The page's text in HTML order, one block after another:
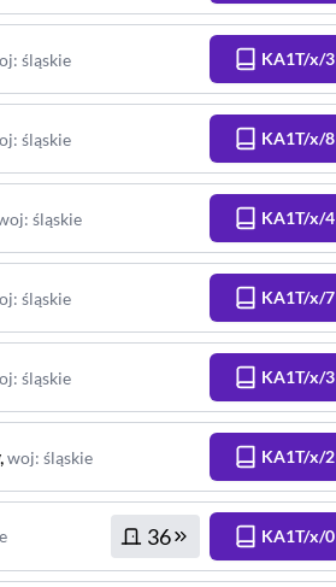
: śląskie KA1T/x/3
: śląskie KA1T/x/8
: śląskie KA1T/x/4
: śląskie KA1T/x/7
: śląskie KA1T/x/3
,woj: śląskie KA1T/x/2
36 KA1T/x/0